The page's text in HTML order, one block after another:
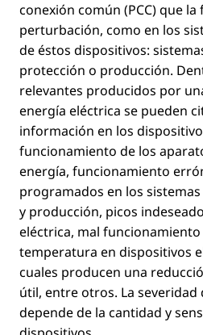
conexión común (PCC) que la
perturbación, como en los
de éstos dispositivos:
protección o producción.
relevantes producidos por
energía eléctrica se pueden
información en los
funcionamiento de los
energía, funcionamiento
programados en los
y producción, picos
eléctrica, mal
temperatura en dispositivos
cuales producen una
útil, entre otros. La severidad
depende de la cantidad y